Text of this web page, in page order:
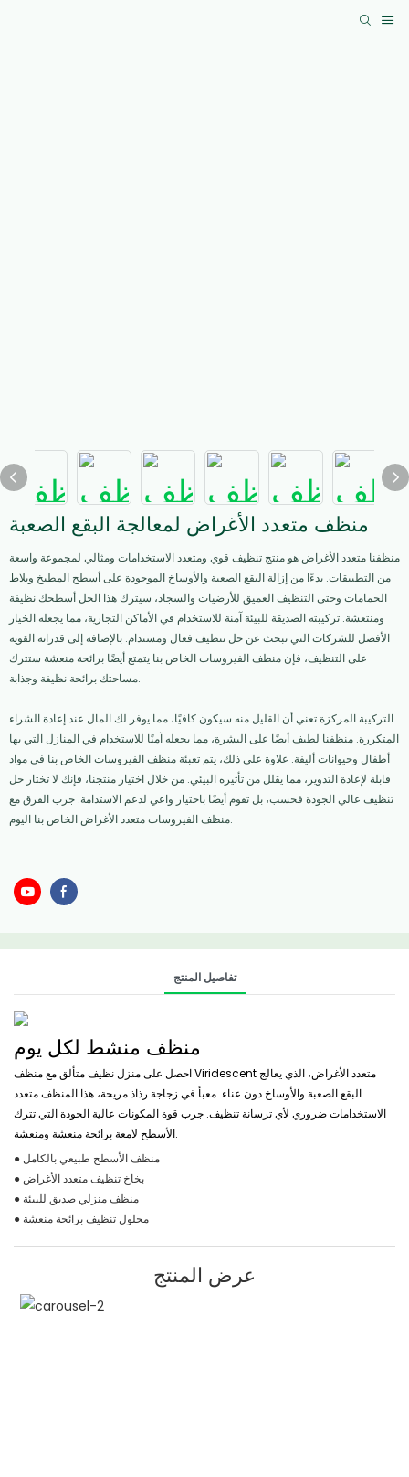
منظف ​​متعدد الأغراض لمعالجة البقع الصعبة
منظفنا متعدد الأغراض هو منتج تنظيف قوي ومتعدد الاستخدامات ومثالي لمجموعة واسعة
من التطبيقات. بدءًا من إزالة البقع الصعبة والأوساخ الموجودة على أسطح المطبخ وبلاط
الحمامات وحتى التنظيف العميق للأرضيات والسجاد، سيترك هذا الحل أسطحك نظيفة
ومنتعشة. تركيبته الصديقة للبيئة آمنة للاستخدام في الأماكن التجارية، مما يجعله الخيار
الأفضل للشركات التي تبحث عن حل تنظيف فعال ومستدام. بالإضافة إلى قدراته القوية
على التنظيف، فإن منظف الفيروسات الخاص بنا يتمتع أيضًا برائحة منعشة ستترك
مساحتك برائحة نظيفة وجذابة.
التركيبة المركزة تعني أن القليل منه سيكون كافيًا، مما يوفر لك المال عند إعادة الشراء
المتكررة. منظفنا لطيف أيضًا على البشرة، مما يجعله آمنًا للاستخدام في المنازل التي بها
أطفال وحيوانات أليفة. علاوة على ذلك، يتم تعبئة منظف الفيروسات الخاص بنا في مواد
قابلة لإعادة التدوير، مما يقلل من تأثيره البيئي. من خلال اختيار منتجنا، فإنك لا تختار حل
تنظيف عالي الجودة فحسب، بل تقوم أيضًا باختيار واعي لدعم الاستدامة. جرب الفرق مع
منظف الفيروسات متعدد الأغراض الخاص بنا اليوم.
تفاصيل المنتج
احصل على منزل نظيف متألق مع منظف Viridescent متعدد الأغراض، الذي يعالج
البقع الصعبة والأوساخ دون عناء. معبأ في زجاجة رذاذ مريحة، هذا المنظف متعدد
الاستخدامات ضروري لأي ترسانة تنظيف. جرب قوة المكونات عالية الجودة التي تترك
الأسطح لامعة برائحة منعشة ومنعشة.
● منظف ​​الأسطح طبيعي بالكامل
● بخاخ تنظيف متعدد الأغراض
● منظف ​​منزلي صديق للبيئة
● محلول تنظيف برائحة منعشة
عرض المنتج